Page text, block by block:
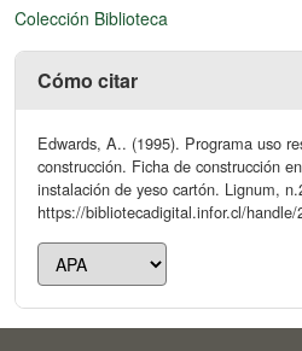
Colección Biblioteca
Cómo citar
Edwards, A.. (1995). Programa uso
construcción. Ficha de construcción
instalación de yeso cartón. Lignum,
https://bibliotecadigital.infor.cl/